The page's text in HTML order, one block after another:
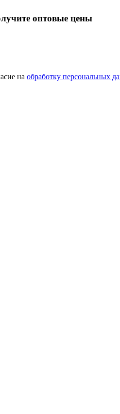
оптовые цены
на обработку персональных